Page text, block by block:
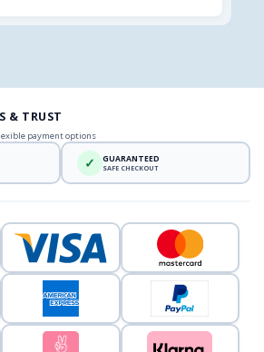
& TRUST
payment options
✓ GUARANTEED
SAFE CHECKOUT